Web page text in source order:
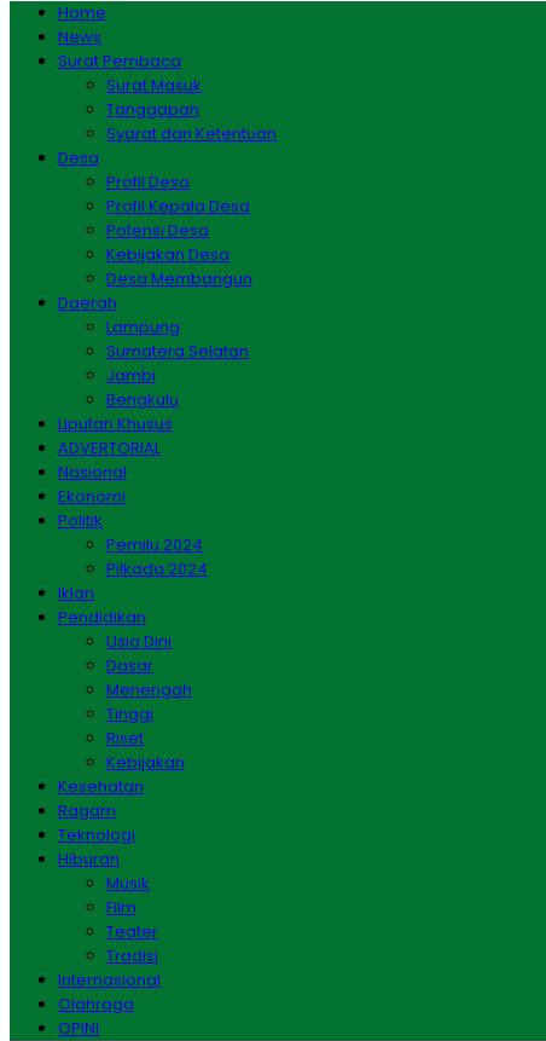
Home
News
Surat Pembaca
Surat Masuk
Tanggapan
Syarat dan Ketentuan
Desa
Profil Desa
Profil Kepala Desa
Potensi Desa
Kebijakan Desa
Desa Membangun
Daerah
Lampung
Sumatera Selatan
Jambi
Bengkulu
Liputan Khusus
ADVERTORIAL
Nasional
Ekonomi
Politik
Pemilu 2024
Pilkada 2024
Iklan
Pendidikan
Usia Dini
Dasar
Menengah
Tinggi
Riset
Kebijakan
Kesehatan
Ragam
Teknologi
Hiburan
Musik
Film
Teater
Tradisi
Internasional
Olahraga
OPINI